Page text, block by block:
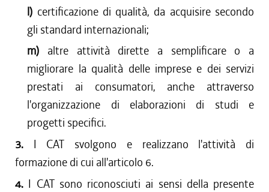
l) certificazione di qualità, da acquisire secondo
gli standard internazionali;
m) altre attività dirette a semplificare o a
migliorare la qualità delle imprese e dei servizi
prestati ai consumatori, anche attraverso
l'organizzazione di elaborazioni di studi e
progetti specifici.
3. I CAT svolgono e realizzano l'attività di
formazione di cui all'articolo 6.
4. I CAT sono riconosciuti ai sensi della presente